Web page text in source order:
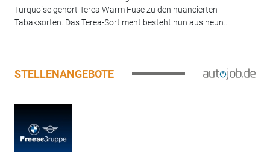
Turquoise gehört Terea Warm Fuse zu den nuancierten
Tabaksorten. Das Terea-Sortiment besteht nun aus neun...
STELLENANGEBOTE